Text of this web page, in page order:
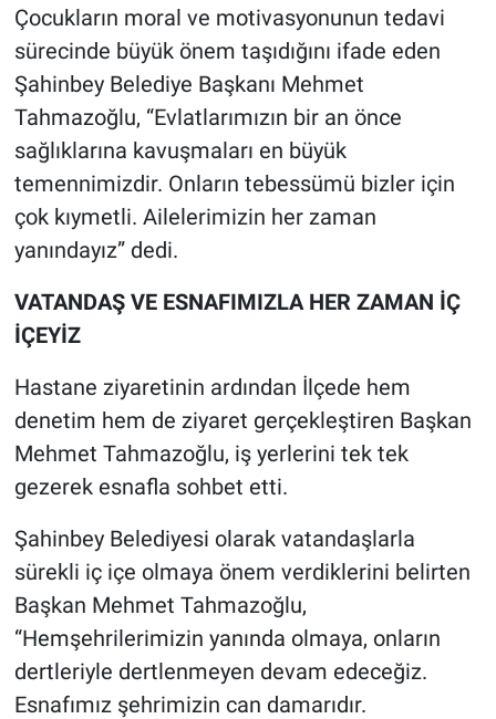
Çocukların moral ve motivasyonunun tedavi
sürecinde büyük önem taşıdığını ifade eden
Şahinbey Belediye Başkanı Mehmet
Tahmazoğlu, “Evlatlarımızın bir an önce
sağlıklarına kavuşmaları en büyük
temennimizdir. Onların tebessümü bizler için
çok kıymetli. Ailelerimizin her zaman
yanındayız” dedi.
VATANDAŞ VE ESNAFIMIZLA HER ZAMAN İÇ
İÇEYİZ
Hastane ziyaretinin ardından İlçede hem
denetim hem de ziyaret gerçekleştiren Başkan
Mehmet Tahmazoğlu, iş yerlerini tek tek
gezerek esnafla sohbet etti.
Şahinbey Belediyesi olarak vatandaşlarla
sürekli iç içe olmaya önem verdiklerini belirten
Başkan Mehmet Tahmazoğlu,
“Hemşehrilerimizin yanında olmaya, onların
dertleriyle dertlenmeyen devam edeceğiz.
Esnafımız şehrimizin can damarıdır.